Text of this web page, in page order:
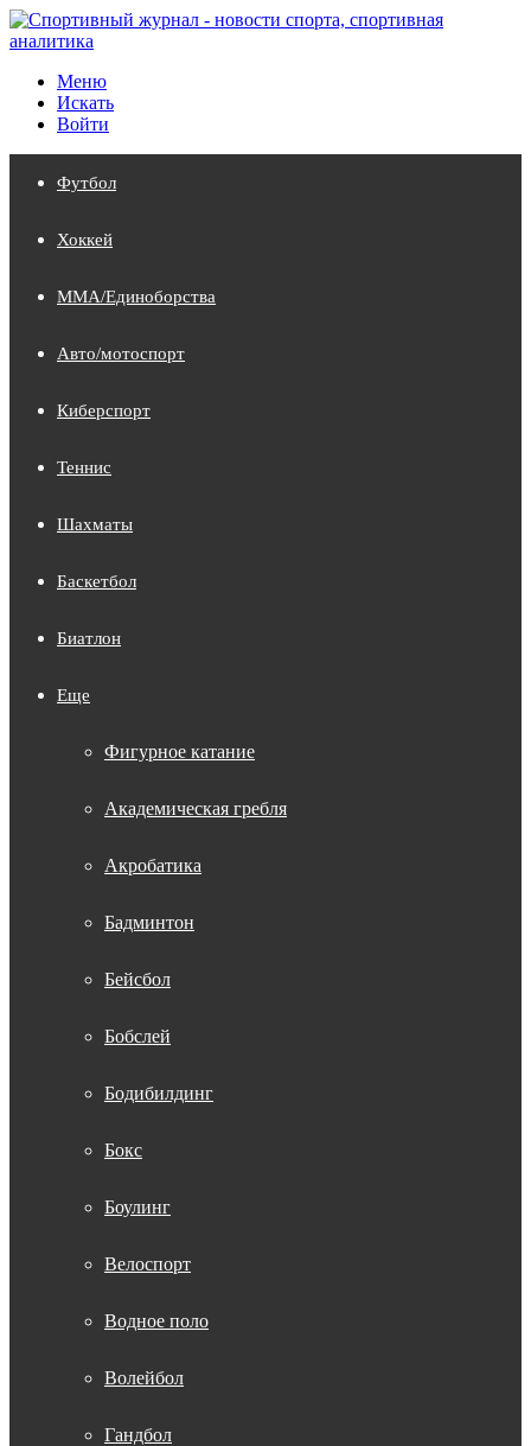
Меню
Искать
Войти
Футбол
Хоккей
MMA/Единоборства
Авто/мотоспорт
Киберспорт
Теннис
Шахматы
Баскетбол
Биатлон
Еще
Фигурное катание
Академическая гребля
Акробатика
Бадминтон
Бейсбол
Бобслей
Бодибилдинг
Бокс
Боулинг
Велоспорт
Водное поло
Волейбол
Гандбол